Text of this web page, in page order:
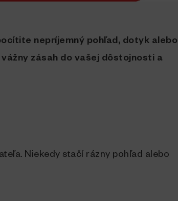
nepríjemný pohľad, dotyk alebo
zásah do vašej dôstojnosti a
Niekedy stačí rázny pohľad alebo